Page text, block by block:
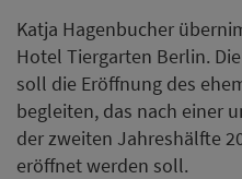
Katja Hagenbucher
Hotel Tiergarten Berlin.
soll die Eröffnung des
begleiten, das nach einer
der zweiten Jahreshälfte
eröffnet werden soll.